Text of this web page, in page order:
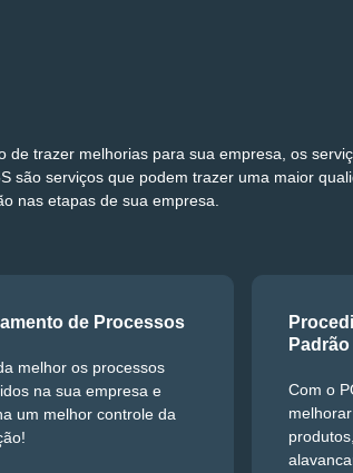
de trazer melhorias para sua empresa, os
são serviços que podem trazer uma maior
nas etapas de sua empresa.
de Processos
melhor os processos
na sua empresa e
um melhor controle da
Padrão
Com o